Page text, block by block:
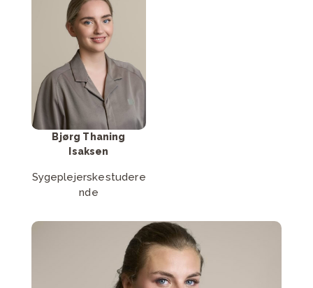
Skriv til Bjørg
Thaning Isaksen
Send mail
Bjørg Thaning
Isaksen
Sygeplejerskestudere
nde